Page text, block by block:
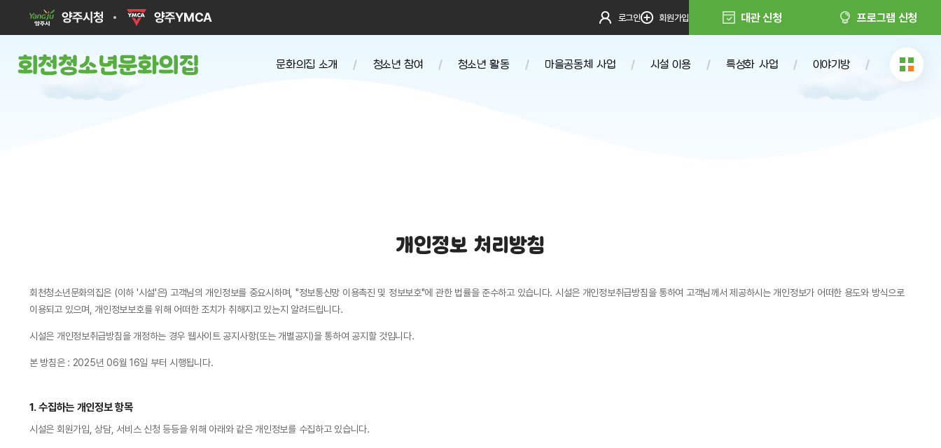
로그인 회원가입 대관 신청 프로그램 신청
문화의집 소개 청소년 참여 청소년 활동 마을공동체 사업 시설 이용 특성화 사업 이야기방
개인정보 처리방침
회천청소년문화의집은 (이하 '시설'은) 고객님의 개인정보를 중요시하며, "정보통신망 이용촉진 및 정보보호"에 관한 법률을 준수하고 있습니다. 시설은 개인정보취급방침을 통하여 고객님께서 제공하시는 개인정보가 어떠한 용도와 방식으로
이용되고 있으며, 개인정보보호를 위해 어떠한 조치가 취해지고 있는지 알려드립니다.
시설은 개인정보취급방침을 개정하는 경우 웹사이트 공지사항(또는 개별공지)을 통하여 공지할 것입니다.
본 방침은 : 2025년 06월 16일 부터 시행됩니다.
1. 수집하는 개인정보 항목
시설은 회원가입, 상담, 서비스 신청 등등을 위해 아래와 같은 개인정보를 수집하고 있습니다.